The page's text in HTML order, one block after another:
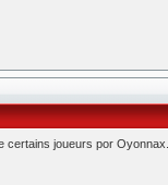
joueurs por